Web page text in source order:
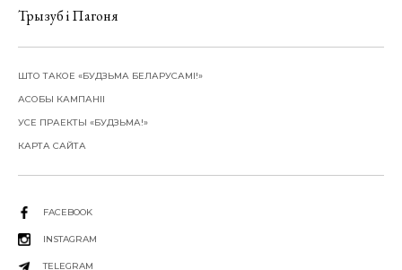
Трызуб і Пагоня
ШТО ТАКОЕ «БУДЗЬМА БЕЛАРУСАМІ!»
АСОБЫ КАМПАНІІ
УСЕ ПРАЕКТЫ «БУДЗЬМА!»
КАРТА САЙТА
FACEBOOK
INSTAGRAM
TELEGRAM